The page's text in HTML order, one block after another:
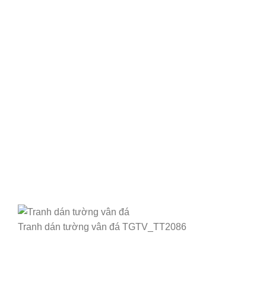
Tranh dán tường vân đá TGTV_TT2086